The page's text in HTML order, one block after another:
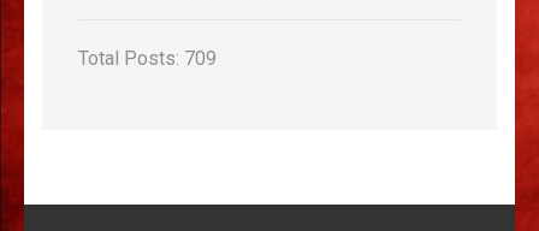
Total Posts: 709